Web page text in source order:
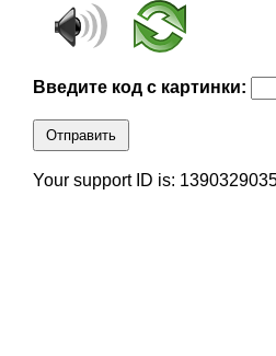
Введите код с картинки:
Отправить
Your support ID is: